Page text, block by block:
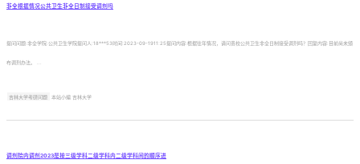
非全根据情况公共卫生非全日制接受调剂吗
提问问题:非全学院:公共卫生学院提问人:18***53时间:2023-09-1911:25提问内容:根据往年情况，请问贵校公共卫生非全日制接受调剂吗？回复内容:目前尚未颁
布调剂办法。 ...
吉林大学考研问题 本站小编 吉林大学
调剂院内调剂2023是按三级学科二级学科内二级学科间的顺序进